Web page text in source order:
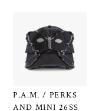
P.A.M. / PERKS
AND MINI 26SS